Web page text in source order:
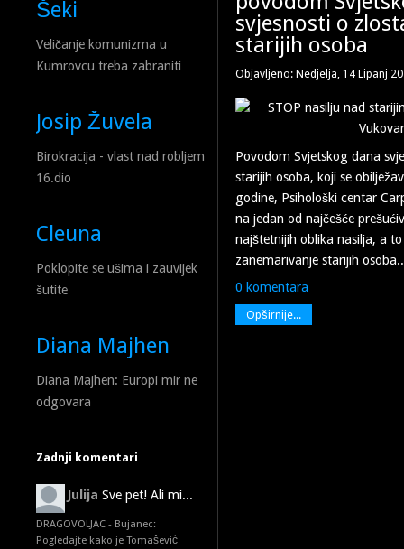
Šeki
Veličanje komunizma u
Kumrovcu treba zabraniti
Josip Žuvela
Birokracija - vlast nad robljem
16.dio
Cleuna
Poklopite se ušima i zauvijek
šutite
Diana Majhen
Diana Majhen: Europi mir ne
odgovara
Zadnji komentari
Julija Sve pet! Ali mi...
DRAGOVOLJAC - Bujanec:
Pogledajte kako je Tomašević
svjesnosti o
starijih osoba
Objavljeno: Nedjelja, 14 Lipanj
Povodom Svjetskog dana
starijih osoba, koji se
godine, Psihološki centar
na jedan od najčešće
najštetnijih oblika nasilja, a
zanemarivanje starijih osoba..
0 komentara
Opširnije...